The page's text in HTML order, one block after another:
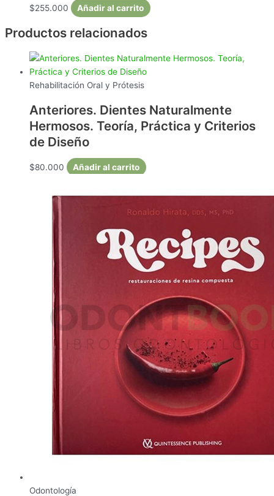
$255.000 Añadir al carrito
Productos relacionados
Rehabilitación Oral y Prótesis
Anteriores. Dientes Naturalmente
Hermosos. Teoría, Práctica y Criterios
de Diseño
$80.000 Añadir al carrito
Odontología